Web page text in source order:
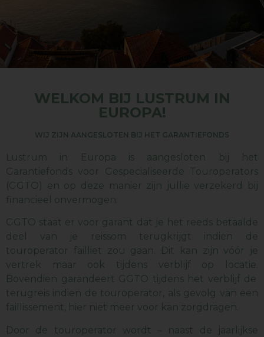
WELKOM BIJ LUSTRUM IN
EUROPA!
WIJ ZIJN AANGESLOTEN BIJ HET GARANTIEFONDS
Lustrum in Europa is aangesloten bij het
Garantiefonds voor Gespecialiseerde Touroperators
(GGTO) en op deze manier zijn jullie verzekerd bij
financieel onvermogen.
GGTO staat er voor garant dat je het reeds betaalde
deel van je reissom terugkrijgt indien de
touroperator failliet zou gaan. Dit kan zijn vóór je
vertrek maar ook tijdens verblijf op locatie.
Bovendien garandeert GGTO tijdens het verblijf de
terugreis indien de touroperator, als gevolg van een
faillissement, hier niet meer voor kan zorgdragen.
Door de touroperator wordt – naast de jaarlijkse